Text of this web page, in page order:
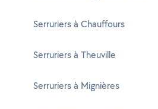
Serruriers à Chauffours
Serruriers à Theuville
Serruriers à Mignières